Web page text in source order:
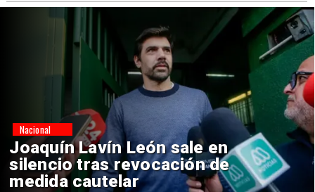
Chile y Venezuela formalizan
reinicio de relaciones
consulares
Nacional